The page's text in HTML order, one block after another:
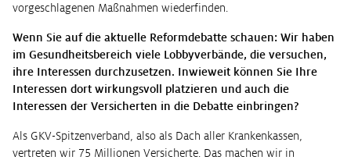
vorgeschlagenen Maßnahmen wiederfinden.
Wenn Sie auf die aktuelle Reformdebatte schauen: Wir haben
im Gesundheitsbereich viele Lobbyverbände, die versuchen,
ihre Interessen durchzusetzen. Inwieweit können Sie Ihre
Interessen dort wirkungsvoll platzieren und auch die
Interessen der Versicherten in die Debatte einbringen?
Als GKV-Spitzenverband, also als Dach aller Krankenkassen,
vertreten wir 75 Millionen Versicherte. Das machen wir in